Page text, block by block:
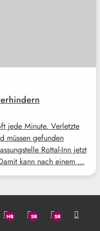
jede Minute. Verletzte
müssen gefunden
Rottal-Inn jetzt
kann nach einem …